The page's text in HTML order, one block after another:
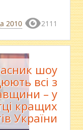
2010 2111
шоу
всі з
– у
кращих
України